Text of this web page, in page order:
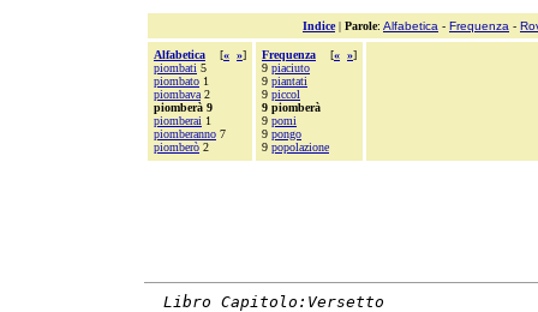
Indice| Parole: Alfabetica - Frequenza -
Alfabetica [« »]
piombati 5
piombato 1
piombava 2
piomberà 9
piomberai 1
piomberanno 7
piomberò 2
Frequenza [« »]
9 piaciuto
9 piantati
9 piccol
9 piomberà
9 pomi
9 pongo
9 popolazione
Libro Capitolo:Versetto